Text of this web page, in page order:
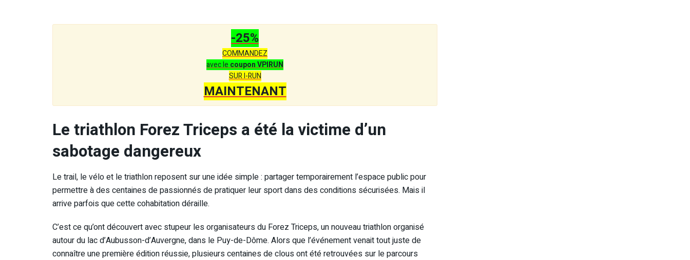
-25%
COMMANDEZ
avec le coupon VPIRUN
SUR I-RUN
MAINTENANT
Le triathlon Forez Triceps a été la victime d’un
sabotage dangereux
Le trail, le vélo et le triathlon reposent sur une idée simple : partager temporairement l’espace public pour
permettre à des centaines de passionnés de pratiquer leur sport dans des conditions sécurisées. Mais il
arrive parfois que cette cohabitation déraille.
C’est ce qu’ont découvert avec stupeur les organisateurs du Forez Triceps, un nouveau triathlon organisé
autour du lac d’Aubusson-d’Auvergne, dans le Puy-de-Dôme. Alors que l’événement venait tout juste de
connaître une première édition réussie, plusieurs centaines de clous ont été retrouvées sur le parcours